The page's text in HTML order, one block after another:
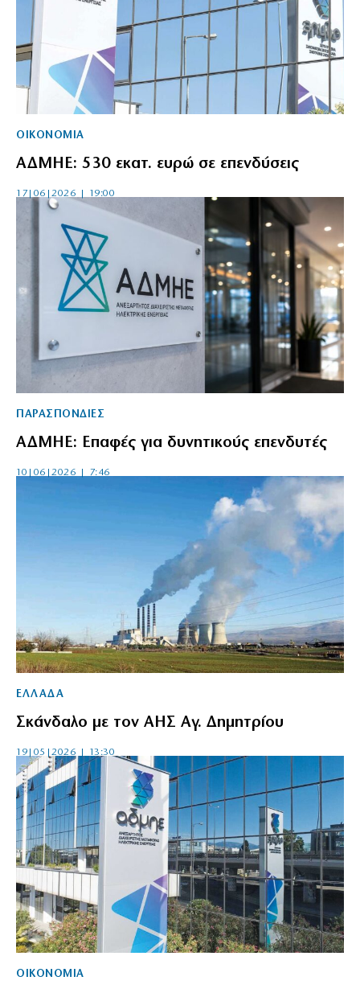
ΟΙΚΟΝΟΜΙΑ
ΑΔΜΗΕ: 530 εκατ. ευρώ σε επενδύσεις
17|06|2026 | 19:00
ΠΑΡΑΣΠΟΝΔΙΕΣ
ΑΔΜΗΕ: Επαφές για δυνητικούς επενδυτές
10|06|2026 | 7:46
ΕΛΛΑΔΑ
Σκάνδαλο με τον ΑΗΣ Αγ. Δημητρίου
19|05|2026 | 13:30
ΟΙΚΟΝΟΜΙΑ